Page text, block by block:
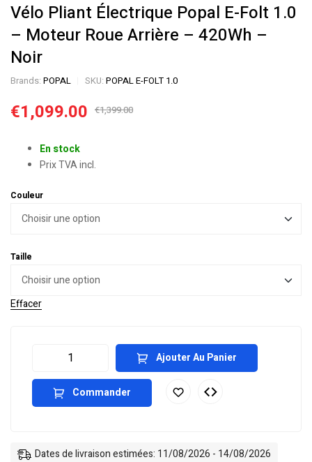
Vélo Pliant Électrique Popal E-Folt 1.0
– Moteur Roue Arrière – 420Wh –
Noir
Brands: POPAL SKU: POPAL E-FOLT 1.0
€1,399.00
€1,099.00
En stock
Prix TVA incl.
Couleur
Taille
Effacer
Ajouter Au Panier
Commander
Dates de livraison estimées: 11/08/2026 - 14/08/2026